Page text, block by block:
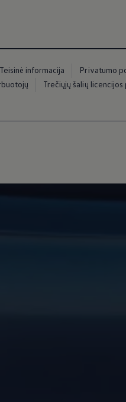
Teisinė informacija Privatumo
Trečiųjų šalių licencijos